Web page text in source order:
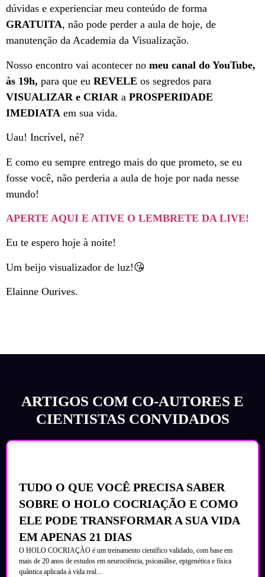
dúvidas e experienciar meu conteúdo de forma
GRATUITA, não pode perder a aula de hoje, de
manutenção da Academia da Visualização.
Nosso encontro vai acontecer no meu canal do YouTube,
às 19h, para que eu REVELE os segredos para
VISUALIZAR e CRIAR a PROSPERIDADE
IMEDIATA em sua vida.
Uau! Incrível, né?
E como eu sempre entrego mais do que prometo, se eu
fosse você, não perderia a aula de hoje por nada nesse
mundo!
APERTE AQUI E ATIVE O LEMBRETE DA LIVE!
Eu te espero hoje à noite!
Um beijo visualizador de luz!😘
Elainne Ourives.
ARTIGOS COM CO-AUTORES E
CIENTISTAS CONVIDADOS
TUDO O QUE VOCÊ PRECISA SABER
SOBRE O HOLO COCRIAÇÃO E COMO
ELE PODE TRANSFORMAR A SUA VIDA
EM APENAS 21 DIAS
O HOLO COCRIAÇÃO é um treinamento científico validado, com base em
mais de 20 anos de estudos em neurociência, psicanálise, epigenética e física
quântica aplicada à vida real...